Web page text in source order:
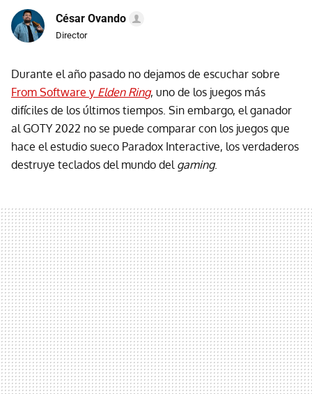
César Ovando
Director
Durante el año pasado no dejamos de escuchar sobre
From Software y Elden Ring, uno de los juegos más
difíciles de los últimos tiempos. Sin embargo, el ganador
al GOTY 2022 no se puede comparar con los juegos que
hace el estudio sueco Paradox Interactive, los verdaderos
destruye teclados del mundo del gaming.